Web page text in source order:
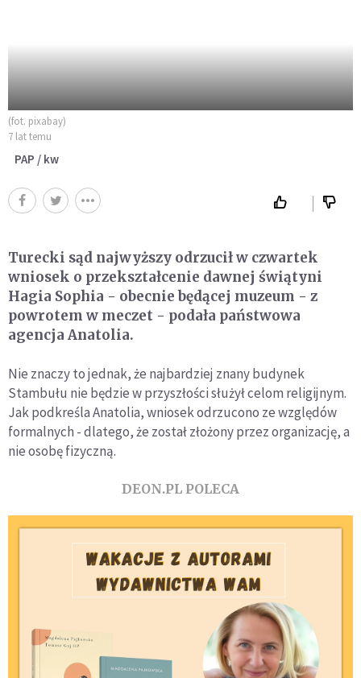
(fot. pixabay)
7 lat temu
PAP / kw
Turecki sąd najwyższy odrzucił w czwartek
wniosek o przekształcenie dawnej świątyni
Hagia Sophia - obecnie będącej muzeum - z
powrotem w meczet - podała państwowa
agencja Anatolia.
Nie znaczy to jednak, że najbardziej znany budynek
Stambułu nie będzie w przyszłości służył celom religijnym.
Jak podkreśla Anatolia, wniosek odrzucono ze względów
formalnych - dlatego, że został złożony przez organizację, a
nie osobę fizyczną.
DEON.PL POLECA